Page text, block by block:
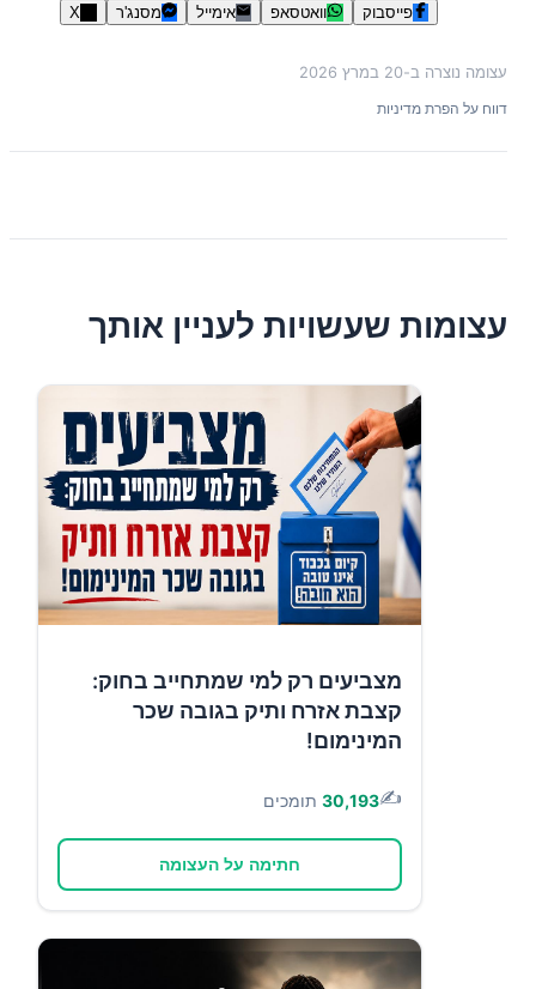
פייסבוק וואטסאפ אימייל מסנג'ר X
עצומה נוצרה ב-20 במרץ 2026
דווח על הפרת מדיניות
עצומות שעשויות לעניין אותך
מצביעים רק למי שמתחייב בחוק:
קצבת אזרח ותיק בגובה שכר
המינימום!
✍️
30,193 תומכים
חתימה על העצומה